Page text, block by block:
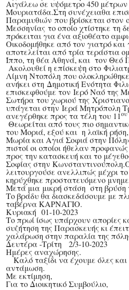
Αιγάλεω σε υψόμετρο 450
Μουριατάδα.Στη συνέχειαθα
Παραμυθιών που βρίσκεται στον
Μεσσηνίας το οποίο χτίστηκε τη
πρόκειται για ένα αξιοθέατο
Οικοδομήθηκε από τον γιατρό και
αποτελείται από τρία τεράστια
Ίππο, τη θέα Αθηνά, και τον Θεό
Ακολουθεί η επίσκεψη στο
Λίμνη Ντοπόλη που
ανήκει στη Δημοτική Ενότητα
επισκεφθούμε τον Ιερό Ναό της
Σωτήρα του χωριού της
υπάγεται στηνΙερά Μητρόπολη
ανεγέρθηκε προς τα τέλη του 11ου
Θεωρείται από τους πιο
του Μοριά, εξού και η λαϊκή ρήση,
Μωρία και Αγιά Σοφιά στην
πιστοί οι οποίοι ήθελαν
προς την κατασκευή και το
Σοφίας στην Κωνσταντινούπολη.
λειτουργούσε ανελλιπώς μέχρι το
κηρύχθηκε προστατευόμενο
Μετά μια μικρή στάση στη βρύση
Το βράδυ θα διασκεδάσουμε με
ταβέρνα ΚΑΡΝΑΓΙΟ.
Κυριακή 01-10-2023
Το πρωί ίσως υπάρχουν απορίες
συζήτηση της Παρασκευής κι
χαλάρωση στην παραλία της
Δευτέρα -Τρίτη 2/3-10-2023
Ημέρες αναχώρησης.
Καλό ταξίδι να έχουμε όλες και
αντάμωση.
Με εκτίμηση,
Για το Διοικητικό Συμβούλιο,